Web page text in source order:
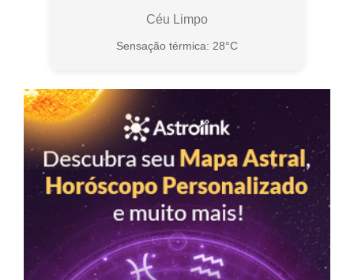
Céu Limpo
Sensação térmica: 28°C